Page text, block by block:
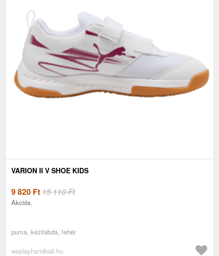
VARION II V SHOE KIDS
9 820 Ft15 110 Ft
Akciós.
puma, kézilabda, fehér
weplayhandball.hu